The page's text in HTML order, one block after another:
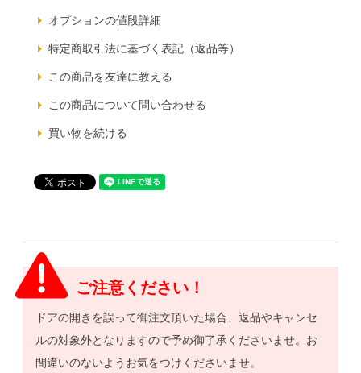
オプションの値段詳細
特定商取引法に基づく表記（返品等）
この商品を友達に教える
この商品について問い合わせる
買い物を続ける
ご注意ください！
ドアの開きを誤って御注文頂いた場合、返品やキャンセ
ルの対象外となりますので予め御了承くださいませ。お
間違いのないようお気をつけくださいませ。